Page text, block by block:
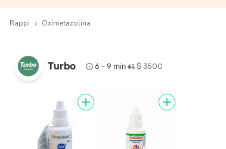
Rappi Oximetazolina
Turbo 6 - 9 min• $ 3500